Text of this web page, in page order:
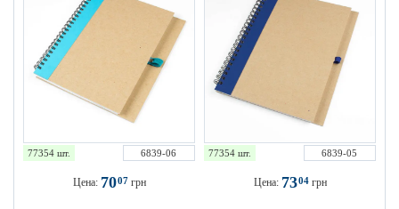
77354 шт. 6839-06
Цена: 7007 грн
77354 шт. 6839-05
Цена: 7304грн